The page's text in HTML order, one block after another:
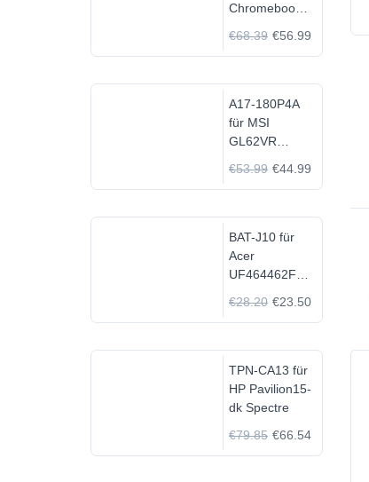
Chromebook
€68.39 €56.99
A17-180P4A
für MSI
GL62VR
€53.99 €44.99
BAT-J10 für
Acer
UF464462F
€28.20 €23.50
TPN-CA13 für
HP Pavilion15-
dk Spectre
€79.85 €66.54